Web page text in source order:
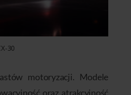
30
motoryzacji. Modele
oraz atrakcyjność